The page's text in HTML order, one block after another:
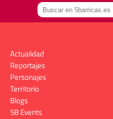
Actualidad
Reportajes
Personajes
Territorio
Blogs
5B Events